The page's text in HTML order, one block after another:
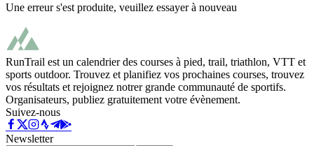
Une erreur s'est produite, veuillez essayer à nouveau
RunTrail est un calendrier des courses à pied, trail, triathlon, VTT et
sports outdoor. Trouvez et planifiez vos prochaines courses, trouvez
vos résultats et rejoignez notrer grande communauté de sportifs.
Organisateurs, publiez gratuitement votre évènement.
Suivez-nous
Newsletter